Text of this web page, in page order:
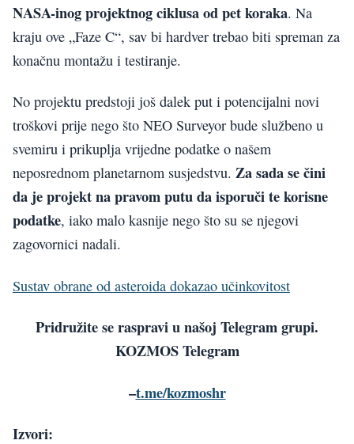
NASA-inog projektnog ciklusa od pet koraka. Na
kraju ove „Faze C“, sav bi hardver trebao biti spreman za
konačnu montažu i testiranje.
No projektu predstoji još dalek put i potencijalni novi
troškovi prije nego što NEO Surveyor bude službeno u
svemiru i prikuplja vrijedne podatke o našem
neposrednom planetarnom susjedstvu. Za sada se čini
da je projekt na pravom putu da isporuči te korisne
podatke, iako malo kasnije nego što su se njegovi
zagovornici nadali.
Sustav obrane od asteroida dokazao učinkovitost
Pridružite se raspravi u našoj Telegram grupi.
KOZMOS Telegram
–t.me/kozmoshr
Izvori: